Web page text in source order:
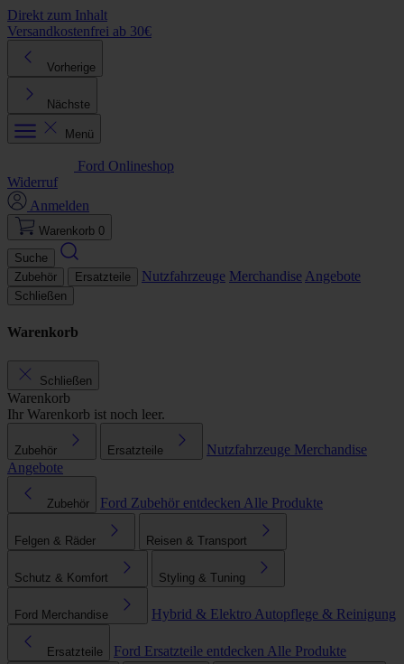
Direkt zum Inhalt
Versandkostenfrei ab 30€
Vorherige
Nächste
Menü
Ford Onlineshop
Widerruf
Anmelden
Warenkorb 0
Suche
Zubehör
Ersatzteile Nutzfahrzeuge Merchandise Angebote
Schließen
Warenkorb
Schließen
Warenkorb
Ihr Warenkorb ist noch leer.
Zubehör Ersatzteile Nutzfahrzeuge Merchandise
Angebote
Zubehör Ford Zubehör entdecken Alle Produkte
Felgen & Räder Reisen & Transport
Schutz & Komfort Styling & Tuning
Ford Merchandise Hybrid & Elektro Autopflege & Reinigung
Ersatzteile Ford Ersatzteile entdecken Alle Produkte